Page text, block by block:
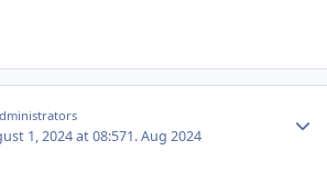
1, 2024 at 08:571. Aug 2024